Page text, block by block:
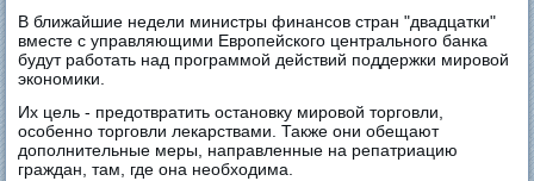
В ближайшие недели министры финансов стран "двадцатки"
вместе с управляющими Европейского центрального банка
будут работать над программой действий поддержки мировой
экономики.
Их цель - предотвратить остановку мировой торговли,
особенно торговли лекарствами. Также они обещают
дополнительные меры, направленные на репатриацию
граждан, там, где она необходима.